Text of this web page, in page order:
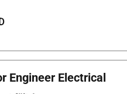
Engineer Electrical